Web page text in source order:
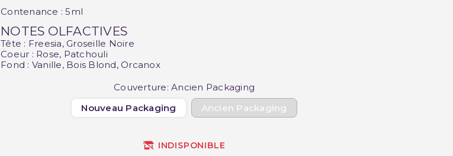
Contenance : 5ml
NOTES OLFACTIVES
Tête : Freesia, Groseille Noire
Coeur : Rose, Patchouli
Fond : Vanille, Bois Blond, Orcanox
Couverture: Ancien Packaging
Nouveau Packaging
Ancien Packaging
INDISPONIBLE